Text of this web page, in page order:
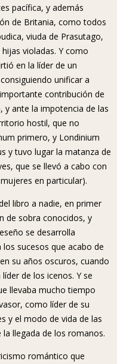
pacífica, y además
de Britania, como todos
viuda de Prasutago,
violadas. Y como
en la líder de un
unificar a
contribución de
y ante la impotencia de las
hostil, que no
primero, y Londinium
y tuvo lugar la matanza de
que se llevó a cabo con
en particular).
libro a nadie, en primer
de sobra conocidos, y
se desarrolla
sucesos que acabo de
su años oscuros, cuando
de los icenos. Y se
llevaba mucho tiempo
como líder de su
y el modo de vida de las
llegada de los romanos.
romántico que